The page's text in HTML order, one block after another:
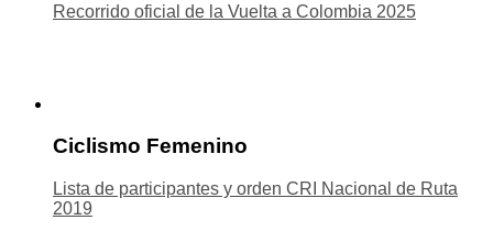
Recorrido oficial de la Vuelta a Colombia 2025
Ciclismo Femenino
Lista de participantes y orden CRI Nacional de Ruta
2019